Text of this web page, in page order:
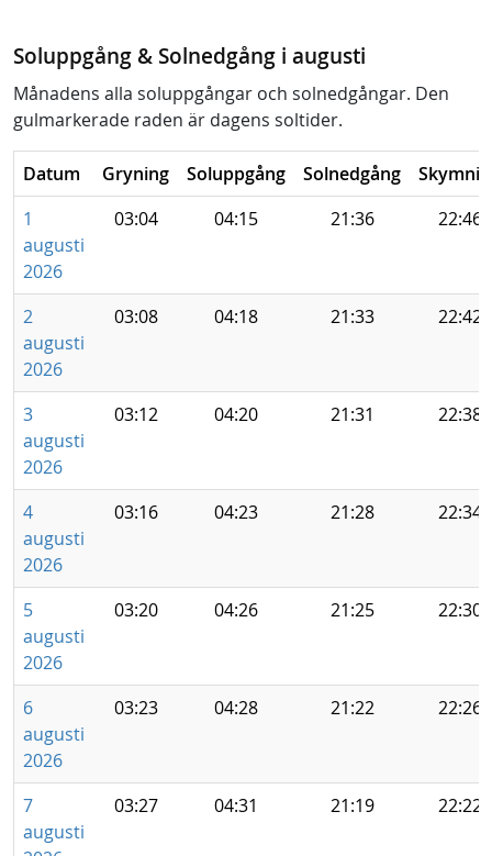
Soluppgång & Solnedgång i augusti
Månadens alla soluppgångar och solnedgångar. Den
gulmarkerade raden är dagens soltider.
Datum Gryning Soluppgång Solnedgång
1
augusti
2026
03:04 04:15 21:36 22:46
2
augusti
2026
03:08 04:18 21:33 22:42
3
augusti
2026
03:12 04:20 21:31 22:38
4
augusti
2026
03:16 04:23 21:28 22:34
5
augusti
2026
03:20 04:26 21:25 22:30
6
augusti
2026
03:23 04:28 21:22 22:26
7
augusti
03:27 04:31 21:19 22:22